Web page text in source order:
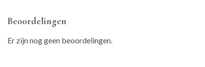
Beoordelingen
Er zijn nog geen beoordelingen.